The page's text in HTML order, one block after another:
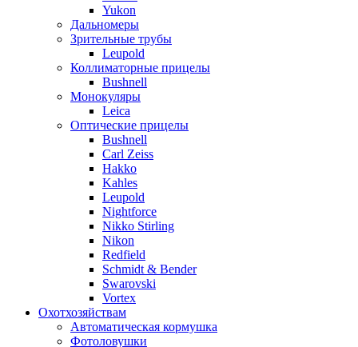
Yukon
Дальномеры
Зрительные трубы
Leupold
Коллиматорные прицелы
Bushnell
Монокуляры
Leica
Оптические прицелы
Bushnell
Carl Zeiss
Hakko
Kahles
Leupold
Nightforce
Nikko Stirling
Nikon
Redfield
Schmidt & Bender
Swarovski
Vortex
Охотхозяйствам
Автоматическая кормушка
Фотоловушки